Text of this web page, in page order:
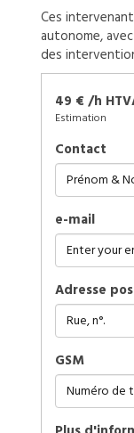
Ces
autonome,
des
49 € /h
Estimation
Contact
e-mail
Adresse
GSM